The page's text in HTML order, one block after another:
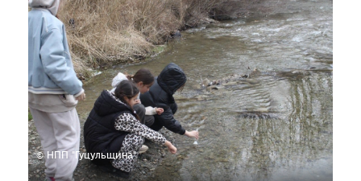
© НПП "Гуцульщина"